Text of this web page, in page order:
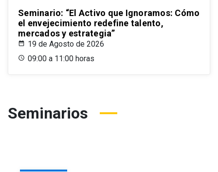
Seminario: “El Activo que Ignoramos: Cómo
el envejecimiento redefine talento,
mercados y estrategia”
19 de Agosto de 2026
09:00 a 11:00 horas
Seminarios